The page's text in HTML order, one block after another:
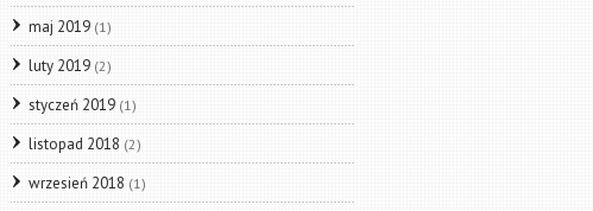
maj 2019 (1)
luty 2019 (2)
styczeń 2019 (1)
listopad 2018 (2)
wrzesień 2018 (1)